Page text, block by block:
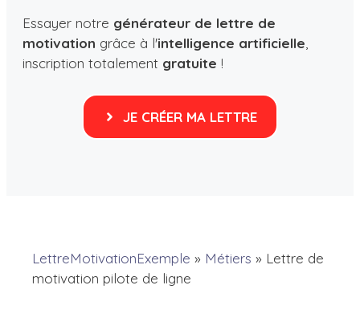
Essayer notre générateur de lettre de
motivation grâce à l'intelligence artificielle
inscription totalement gratuite !
JE CRÉER MA LETTRE
LettreMotivationExemple » Métiers » Lettre de
motivation pilote de ligne